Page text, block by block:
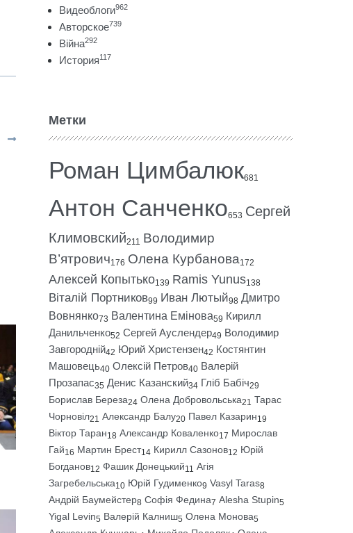
Видеоблоги962
Авторское739
Війна292
История117
Метки
Роман Цимбалюк681
Антон Санченко653 Сергей
Климовский211 Володимир
В’ятрович176 Олена Курбанова172
Алексей Копытько139 Ramis Yunus138
Віталій Портников99 Иван Лютый98 Дмитро
Вовнянко73 Валентина Емінова59 Кирилл
Данильченко52 Сергей Ауслендер49 Володимир
Завгородній42 Юрий Христензен42 Костянтин
Машовець40 Олексій Петров40 Валерій
Прозапас35 Денис Казанский34 Гліб Бабіч29
Борислав Береза24 Олена Добровольська21 Тарас
Чорновіл21 Александр Балу20 Павел Казарин19
Віктор Таран18 Александр Коваленко17 Мирослав
Гай16 Мартин Брест14 Кирилл Сазонов12 Юрій
Богданов12 Фашик Донецький11 Агія
Загребельська10 Юрій Гудименко9 Vasyl Taras8
Андрій Баумейстер8 Софія Федина7 Alesha Stupin5
Yigal Levin5 Валерій Калниш5 Олена Монова5